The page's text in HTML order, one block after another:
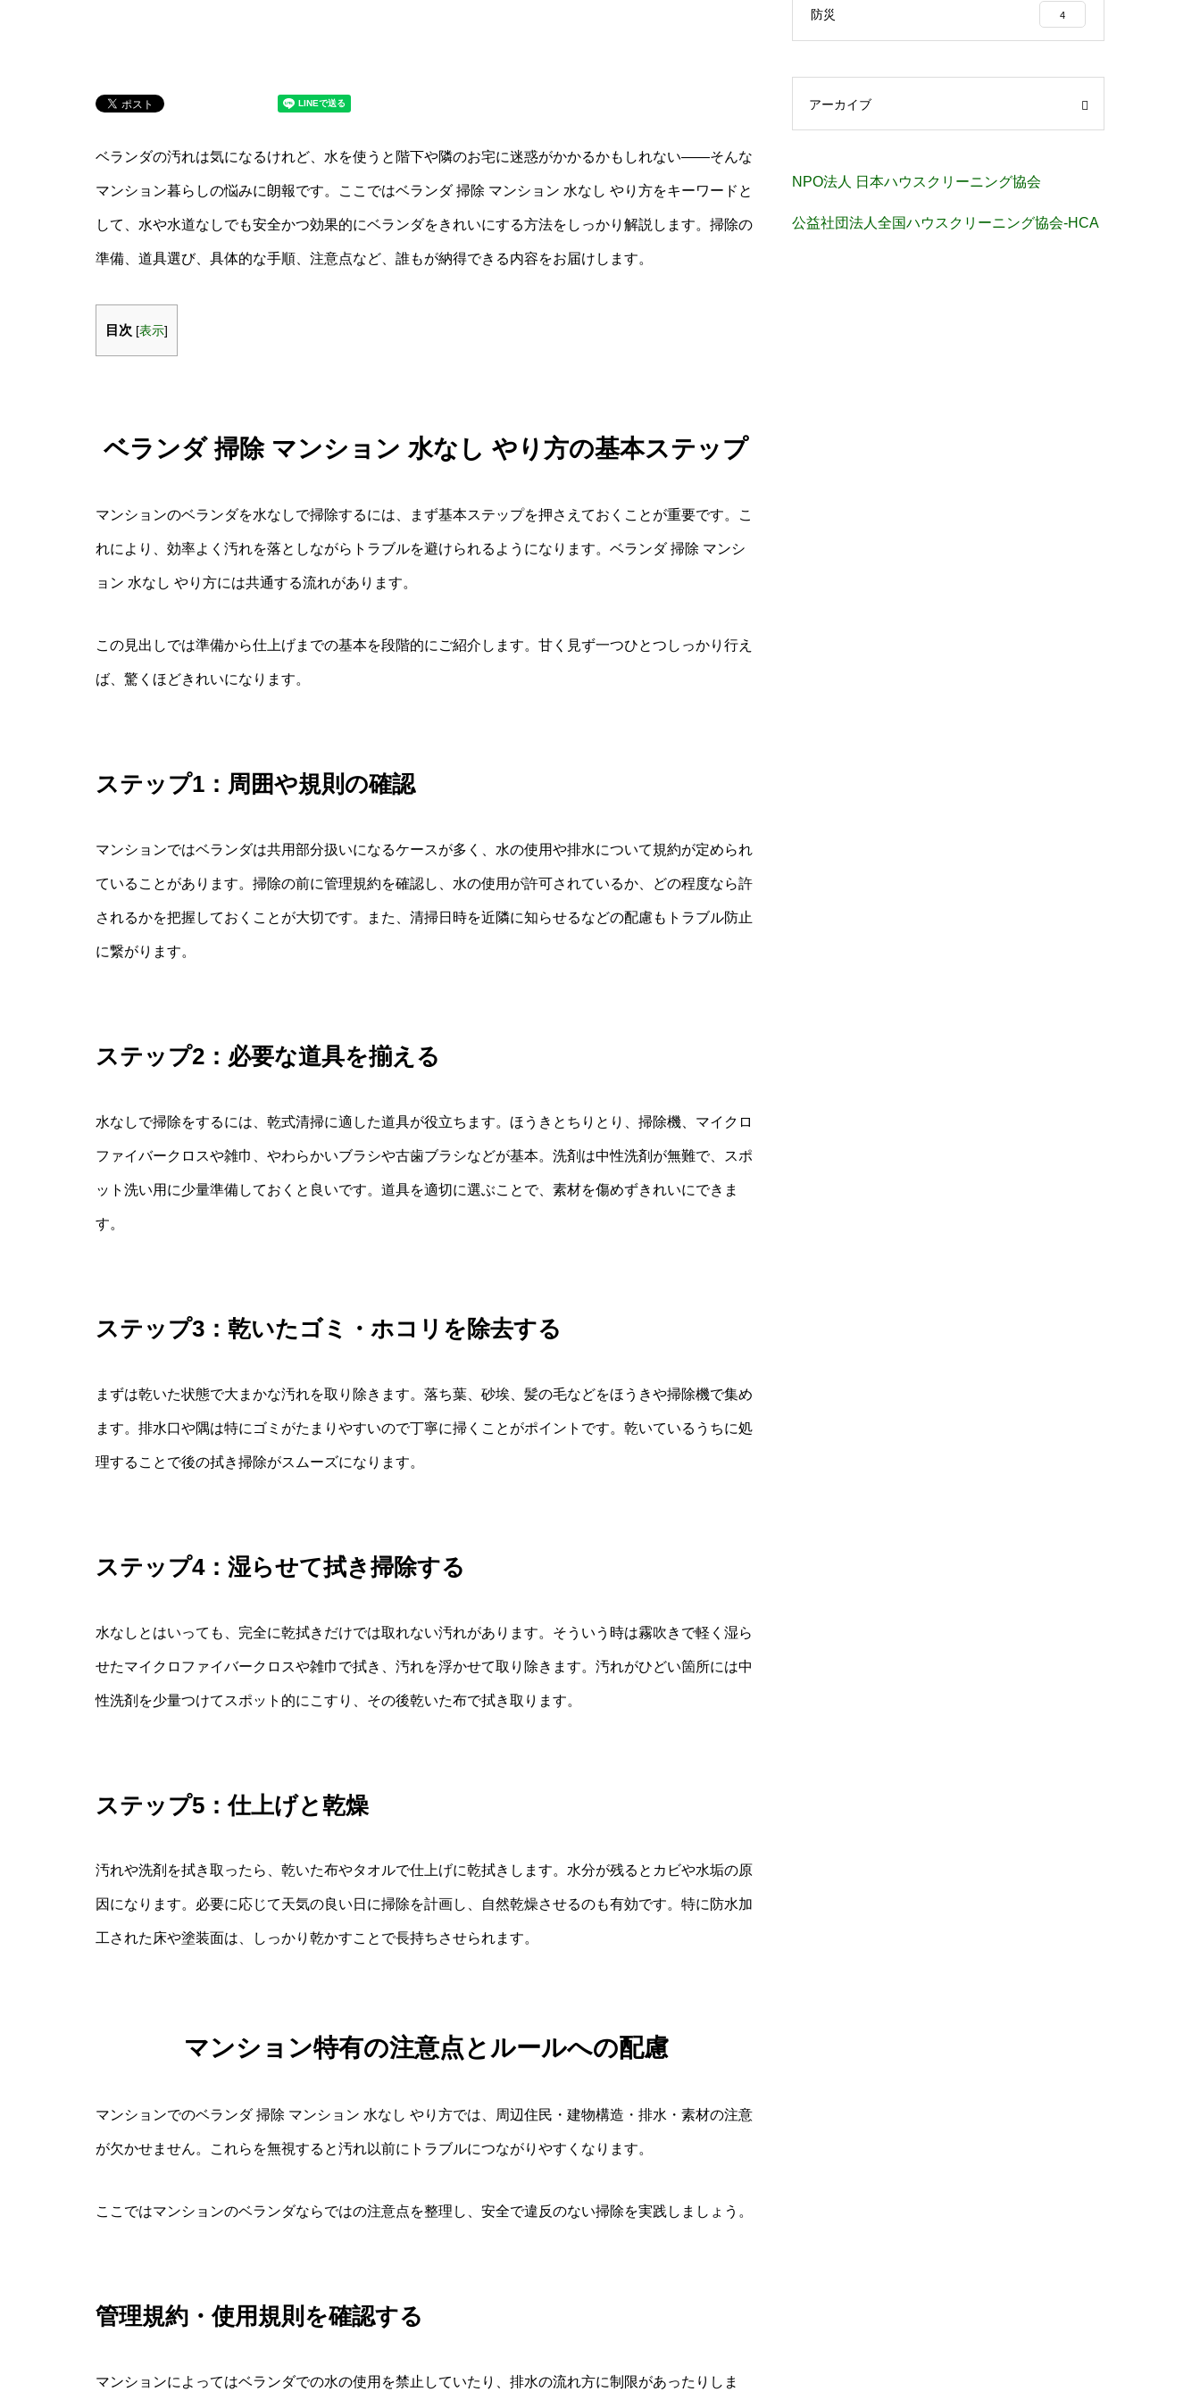
ベランダの汚れは気になるけれど、水を使うと階下や隣のお宅に迷惑がかかるかもしれない――そんな
マンション暮らしの悩みに朗報です。ここではベランダ 掃除 マンション 水なし やり方をキーワードと
して、水や水道なしでも安全かつ効果的にベランダをきれいにする方法をしっかり解説します。掃除の
準備、道具選び、具体的な手順、注意点など、誰もが納得できる内容をお届けします。
目次 [表示]
ベランダ 掃除 マンション 水なし やり方の基本ステップ
マンションのベランダを水なしで掃除するには、まず基本ステップを押さえておくことが重要です。こ
れにより、効率よく汚れを落としながらトラブルを避けられるようになります。ベランダ 掃除 マンシ
ョン 水なし やり方には共通する流れがあります。
この見出しでは準備から仕上げまでの基本を段階的にご紹介します。甘く見ず一つひとつしっかり行え
ば、驚くほどきれいになります。
ステップ1：周囲や規則の確認
マンションではベランダは共用部分扱いになるケースが多く、水の使用や排水について規約が定められ
ていることがあります。掃除の前に管理規約を確認し、水の使用が許可されているか、どの程度なら許
されるかを把握しておくことが大切です。また、清掃日時を近隣に知らせるなどの配慮もトラブル防止
に繋がります。
ステップ2：必要な道具を揃える
水なしで掃除をするには、乾式清掃に適した道具が役立ちます。ほうきとちりとり、掃除機、マイクロ
ファイバークロスや雑巾、やわらかいブラシや古歯ブラシなどが基本。洗剤は中性洗剤が無難で、スポ
ット洗い用に少量準備しておくと良いです。道具を適切に選ぶことで、素材を傷めずきれいにできま
す。
ステップ3：乾いたゴミ・ホコリを除去する
まずは乾いた状態で大まかな汚れを取り除きます。落ち葉、砂埃、髪の毛などをほうきや掃除機で集め
ます。排水口や隅は特にゴミがたまりやすいので丁寧に掃くことがポイントです。乾いているうちに処
理することで後の拭き掃除がスムーズになります。
ステップ4：湿らせて拭き掃除する
水なしとはいっても、完全に乾拭きだけでは取れない汚れがあります。そういう時は霧吹きで軽く湿ら
せたマイクロファイバークロスや雑巾で拭き、汚れを浮かせて取り除きます。汚れがひどい箇所には中
性洗剤を少量つけてスポット的にこすり、その後乾いた布で拭き取ります。
ステップ5：仕上げと乾燥
汚れや洗剤を拭き取ったら、乾いた布やタオルで仕上げに乾拭きします。水分が残るとカビや水垢の原
因になります。必要に応じて天気の良い日に掃除を計画し、自然乾燥させるのも有効です。特に防水加
工された床や塗装面は、しっかり乾かすことで長持ちさせられます。
マンション特有の注意点とルールへの配慮
マンションでのベランダ 掃除 マンション 水なし やり方では、周辺住民・建物構造・排水・素材の注意
が欠かせません。これらを無視すると汚れ以前にトラブルにつながりやすくなります。
ここではマンションのベランダならではの注意点を整理し、安全で違反のない掃除を実践しましょう。
管理規約・使用規則を確認する
マンションによってはベランダでの水の使用を禁止していたり、排水の流れ方に制限があったりしま
防災 4
アーカイブ
NPO法人 日本ハウスクリーニング協会
公益社団法人全国ハウスクリーニング協会-HCA